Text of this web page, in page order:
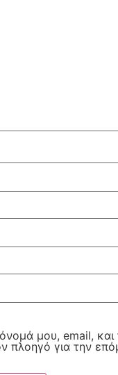
μου, email, και
πλοηγό για την